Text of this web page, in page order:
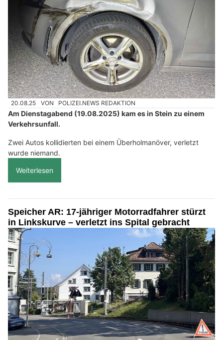
20.08.25 VON POLIZEI.NEWS REDAKTION
Am Dienstagabend (19.08.2025) kam es in Stein zu einem
Verkehrsunfall.
Zwei Autos kollidierten bei einem Überholmanöver, verletzt
wurde niemand.
Weiterlesen
Speicher AR: 17-jähriger Motorradfahrer stürzt
in Linkskurve – verletzt ins Spital gebracht